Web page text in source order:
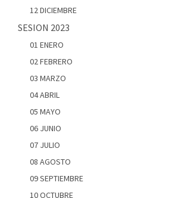
12 DICIEMBRE
SESION 2023
01 ENERO
02 FEBRERO
03 MARZO
04 ABRIL
05 MAYO
06 JUNIO
07 JULIO
08 AGOSTO
09 SEPTIEMBRE
10 OCTUBRE